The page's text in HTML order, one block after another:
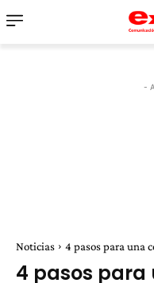
-
Noticias 4 pasos para una
4 pasos